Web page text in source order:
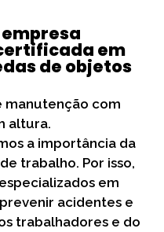
em
de objetos
manutenção com
altura.
a importância da
trabalho. Por isso,
em
acidentes e
trabalhadores e do